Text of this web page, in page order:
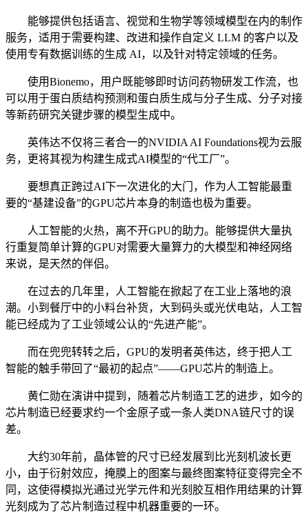
能够提供包括语言、视觉和生物学等领域模型在内的制作
服务，适用于需要构建、改进和操作自定义 LLM 的客户以及
使用专有数据训练的生成 AI，以及针对特定领域的任务。
使用Bionemo，用户既能够即时访问药物研发工作流，也
可以用于蛋白质结构预测和蛋白质生成与分子生成、分子对接
等新药研究关键步骤的模型生成中。
英伟达不仅将三者合一的NVIDIA AI Foundations视为云服
务，更将其视为构建生成式AI模型的“代工厂”。
要想真正跨过AI下一次进化的大门，作为人工智能最重
要的“基建设备”的GPU芯片本身的制造也极为重要。
人工智能的火热，离不开GPU的助力。能够提供大量执
行重复简单计算的GPU对需要大量算力的大模型和神经网络
来说，是天然的伴侣。
在过去的几年里，人工智能在掀起了在工业上落地的浪
潮。小到餐厅中的小料台补货，大到码头或光伏电站，人工智
能已经成为了工业领域公认的“先进产能”。
而在兜兜转转之后，GPU的发明者英伟达，终于把人工
智能的触手带回了“最初的起点”——GPU芯片的制造上。
黄仁勋在演讲中提到，随着芯片制造工艺的进步，如今的
芯片制造已经要求约一个金原子或一条人类DNA链尺寸的误
差。
大约30年前，晶体管的尺寸已经发展到比光刻机波长更
小，由于衍射效应，掩膜上的图案与最终图案特征变得完全不
同，这使得模拟光通过光学元件和光刻胶互相作用结果的计算
光刻成为了芯片制造过程中机器重要的一环。